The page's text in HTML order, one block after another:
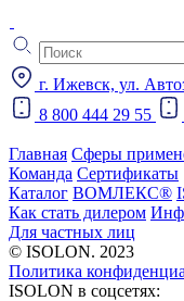
г. Ижевск, ул.
8 800 444 29 55
Главная Сферы
Команда Сертификаты
Каталог ВОМЛЕКС®
Как стать дилером
Для частных лиц
© ISOLON. 2023
Политика
ISOLON в соцсетях: